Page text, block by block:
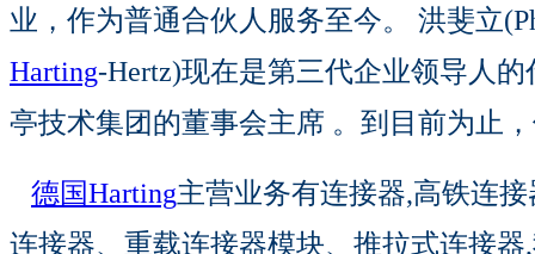
业，作为普通合伙人服务至今。 洪斐立
Harting-Hertz)现在是第三代企业领导人
亭技术集团的董事会主席 。到目前为止
德国Harting主营业务有连接器,高铁连
连接器、重载连接器模块、推拉式连接